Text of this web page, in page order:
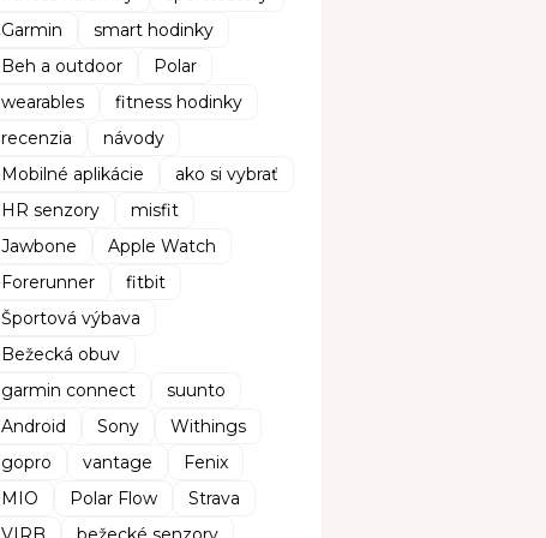
Garmin
smart hodinky
Beh a outdoor
Polar
wearables
fitness hodinky
recenzia
návody
Mobilné aplikácie
ako si vybrať
HR senzory
misfit
Jawbone
Apple Watch
Forerunner
fitbit
Športová výbava
Bežecká obuv
garmin connect
suunto
Android
Sony
Withings
gopro
vantage
Fenix
MIO
Polar Flow
Strava